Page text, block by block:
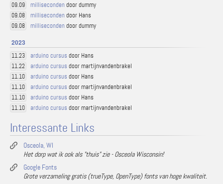
09.09 milliseconden door dummy
09.08 milliseconden door Hans
09.08 milliseconden door dummy
2023
11.23 arduino cursus door Hans
11.22 arduino cursus door martijnvandenbrakel
11.10 arduino cursus door Hans
11.10 arduino cursus door martijnvandenbrakel
11.10 arduino cursus door Hans
11.10 arduino cursus door martijnvandenbrakel
Interessante Links
Osceola, WI
Het dorp wat ik ook als "thuis" zie - Osceola Wisconsin!
Google Fonts
Grote verzameling gratis (trueType, OpenType) fonts van hoge kwaliteit.